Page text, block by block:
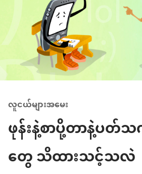
လူငယ်များအမေး
ဖုန်းနဲ့စာပို့တာနဲ့ပတ်သ
တွေ သိထားသင့်သလဲ